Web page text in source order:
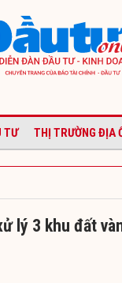
TƯ THỊ TRƯỜNG ĐỊA
lý 3 khu đất